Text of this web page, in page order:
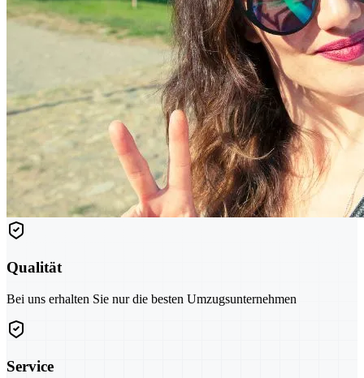
Qualität
Bei uns erhalten Sie nur die besten Umzugsunternehmen
Service